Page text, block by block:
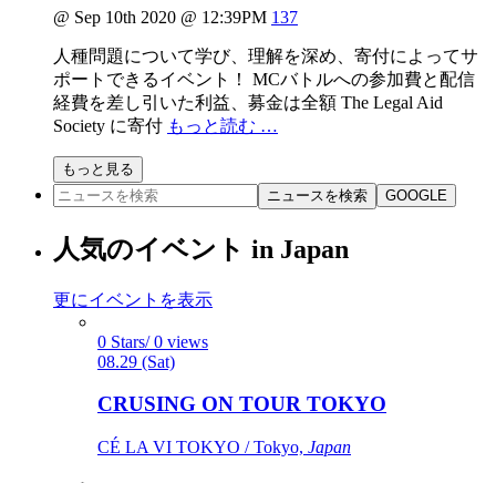
@ Sep 10th 2020 @ 12:39PM 137
人種問題について学び、理解を深め、寄付によってサ
ポートできるイベント！ MCバトルへの参加費と配信
経費を差し引いた利益、募金は全額 The Legal Aid
Society に寄付 もっと読む …
もっと見る
ニュースを検索
GOOGLE
人気のイベント in Japan
更にイベントを表示
0 Stars/ 0 views
08.29 (Sat)
CRUSING ON TOUR TOKYO
CÉ LA VI TOKYO / Tokyo, Japan